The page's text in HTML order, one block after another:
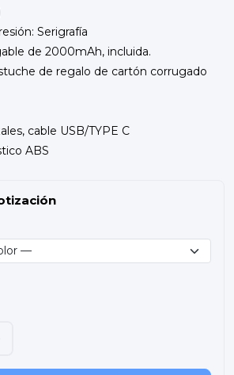
Serigrafía
de 2000mAh, incluida.
de regalo de cartón corrugado
cable USB/TYPE C
ABS